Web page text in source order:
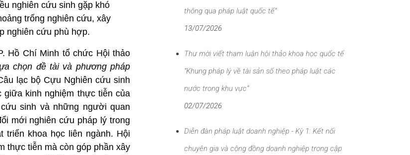
nghiên cứu sinh gặp khó
trống nghiên cứu, xây
nghiên cứu phù hợp.
Hồ Chí Minh tổ chức Hội thảo
chọn đề tài và phương pháp
lạc bộ Cựu Nghiên cứu sinh
kinh nghiệm thực tiễn của
sinh và những người quan
mới nghiên cứu pháp lý trong
triển khoa học liên ngành. Hội
thực tiễn mà còn góp phần xây
thông qua pháp luật quốc tế”
13/07/2026
Thư mời viết tham luận hội thảo khoa học quốc tế
“Khung pháp lý về tài sản số theo pháp luật các
nước trong khu vực”
02/07/2026
Diễn đàn pháp luật doanh nghiệp - Kỳ 1: Kết nối
chuyên gia và cộng đồng doanh nghiệp trong cập